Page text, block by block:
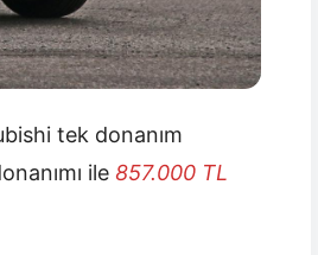
tek donanım
ile 857.000 TL